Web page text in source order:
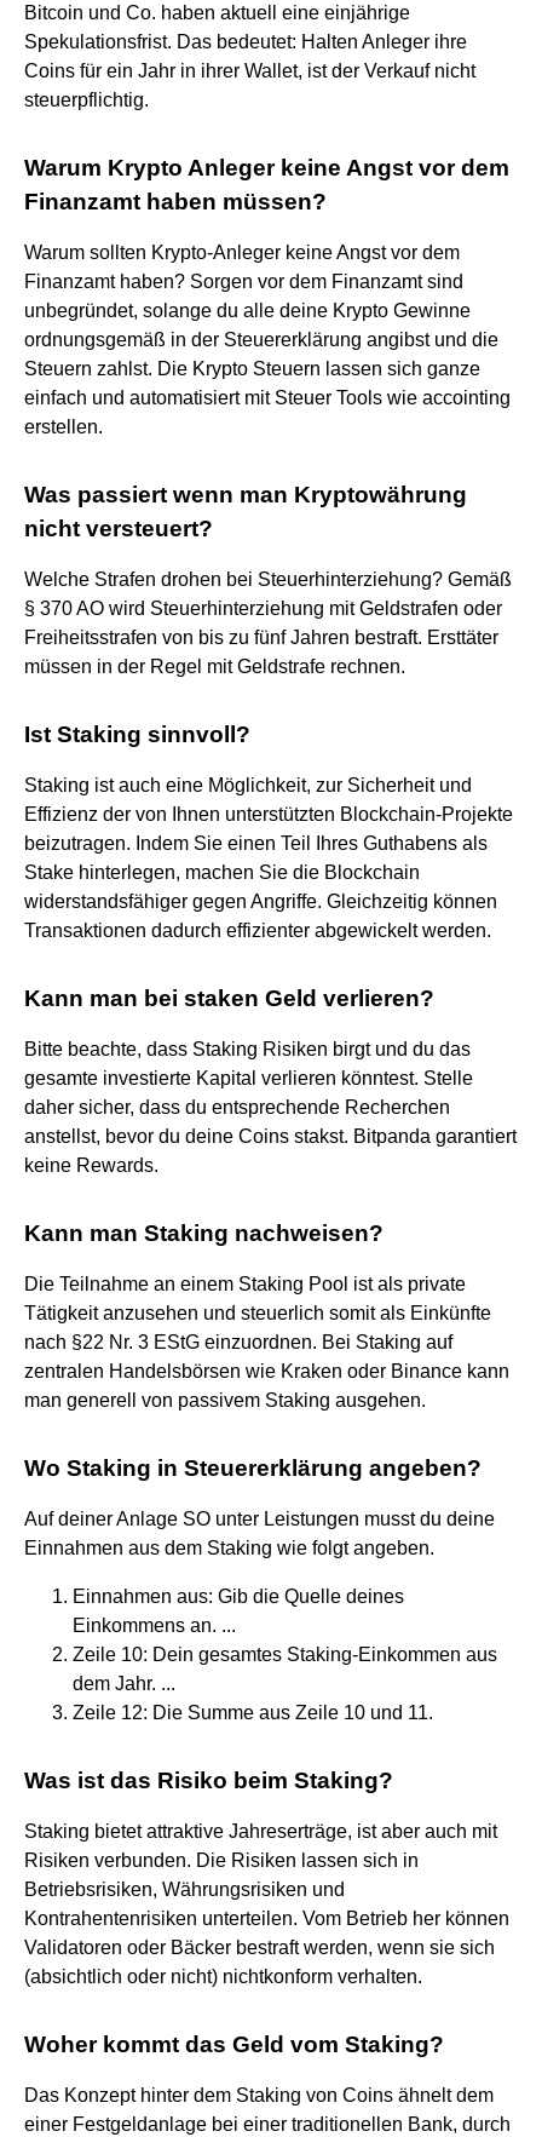
Bitcoin und Co. haben aktuell eine einjährige
Spekulationsfrist. Das bedeutet: Halten Anleger ihre
Coins für ein Jahr in ihrer Wallet, ist der Verkauf nicht
steuerpflichtig.
Warum Krypto Anleger keine Angst vor dem
Finanzamt haben müssen?
Warum sollten Krypto-Anleger keine Angst vor dem
Finanzamt haben? Sorgen vor dem Finanzamt sind
unbegründet, solange du alle deine Krypto Gewinne
ordnungsgemäß in der Steuererklärung angibst und die
Steuern zahlst. Die Krypto Steuern lassen sich ganze
einfach und automatisiert mit Steuer Tools wie accointing
erstellen.
Was passiert wenn man Kryptowährung
nicht versteuert?
Welche Strafen drohen bei Steuerhinterziehung? Gemäß
§ 370 AO wird Steuerhinterziehung mit Geldstrafen oder
Freiheitsstrafen von bis zu fünf Jahren bestraft. Ersttäter
müssen in der Regel mit Geldstrafe rechnen.
Ist Staking sinnvoll?
Staking ist auch eine Möglichkeit, zur Sicherheit und
Effizienz der von Ihnen unterstützten Blockchain-Projekte
beizutragen. Indem Sie einen Teil Ihres Guthabens als
Stake hinterlegen, machen Sie die Blockchain
widerstandsfähiger gegen Angriffe. Gleichzeitig können
Transaktionen dadurch effizienter abgewickelt werden.
Kann man bei staken Geld verlieren?
Bitte beachte, dass Staking Risiken birgt und du das
gesamte investierte Kapital verlieren könntest. Stelle
daher sicher, dass du entsprechende Recherchen
anstellst, bevor du deine Coins stakst. Bitpanda garantiert
keine Rewards.
Kann man Staking nachweisen?
Die Teilnahme an einem Staking Pool ist als private
Tätigkeit anzusehen und steuerlich somit als Einkünfte
nach §22 Nr. 3 EStG einzuordnen. Bei Staking auf
zentralen Handelsbörsen wie Kraken oder Binance kann
man generell von passivem Staking ausgehen.
Wo Staking in Steuererklärung angeben?
Auf deiner Anlage SO unter Leistungen musst du deine
Einnahmen aus dem Staking wie folgt angeben.
Einnahmen aus: Gib die Quelle deines
Einkommens an. ...
Zeile 10: Dein gesamtes Staking-Einkommen aus
dem Jahr. ...
Zeile 12: Die Summe aus Zeile 10 und 11.
Was ist das Risiko beim Staking?
Staking bietet attraktive Jahreserträge, ist aber auch mit
Risiken verbunden. Die Risiken lassen sich in
Betriebsrisiken, Währungsrisiken und
Kontrahentenrisiken unterteilen. Vom Betrieb her können
Validatoren oder Bäcker bestraft werden, wenn sie sich
(absichtlich oder nicht) nichtkonform verhalten.
Woher kommt das Geld vom Staking?
Das Konzept hinter dem Staking von Coins ähnelt dem
einer Festgeldanlage bei einer traditionellen Bank, durch